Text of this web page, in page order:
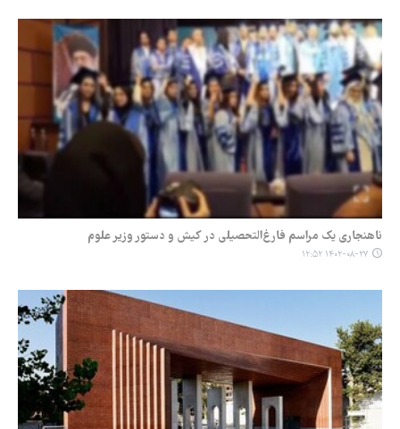
ناهنجاری یک مراسم فارغ‌التحصیلی در کیش و دستور وزیر علوم
۱۴۰۲-۰۸-۲۷ ۱۲:۵۲